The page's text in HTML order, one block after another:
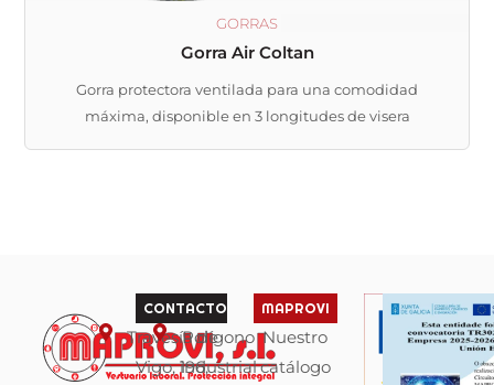
GORRAS
Gorra Air Coltan
Gorra protectora ventilada para una comodidad
máxima, disponible en 3 longitudes de visera
CONTACTO
Travesía de
Vigo, 196,
Polígono
industrial
MAPROVI
Nuestro
catálogo